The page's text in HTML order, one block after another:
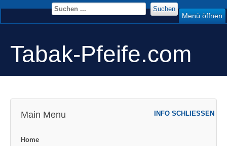
Tabak-Pfeife.com
Suchen
Menü öffnen
Main Menu
Home
INFO SCHLIESSEN